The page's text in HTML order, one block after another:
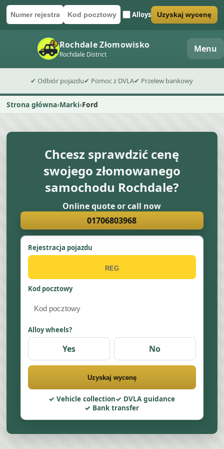
Numer rejestracyjny
Kod pocztowyAlloys
Wyślij formularz wyceny Uzyskaj wycenę
Rochdale Złomowisko
Rochdale District Menu
✔ Odbiór pojazdu✔ Pomoc z DVLA✔ Przelew bankowy
Strona główna Marki Ford
Chcesz sprawdzić cenę
swojego złomowanego
samochodu Rochdale?
Online quote or call now
01706803968
Rejestracja pojazdu
Kod pocztowy
Alloy wheels?
Yes No
Uzyskaj wycenę
Vehicle collection
DVLA guidance
Bank transfer